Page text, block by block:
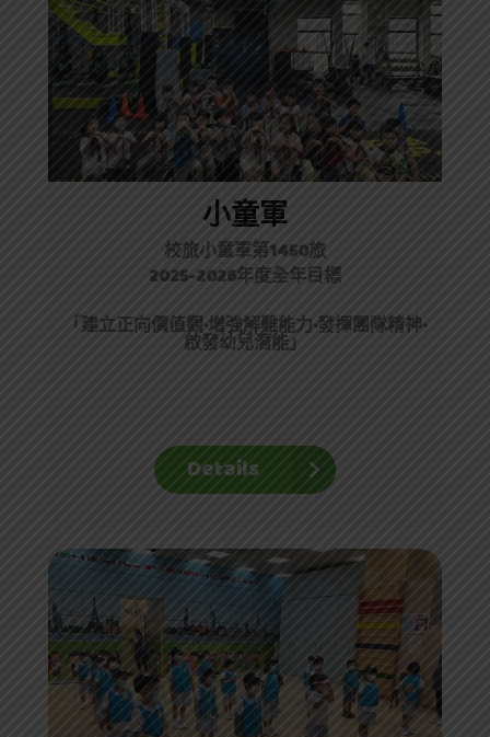
小童軍
校旅小童軍第1450旅
2025-2026年度全年目標
「 建立正向價值觀·增強解難能力·發揮團隊精神·
啟發幼兒潛能」
Details